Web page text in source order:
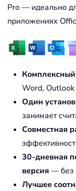
Pro — идеально
приложениях
Word,
Один
занимает
Совместная
30-дневная
версия — без
Лучшее